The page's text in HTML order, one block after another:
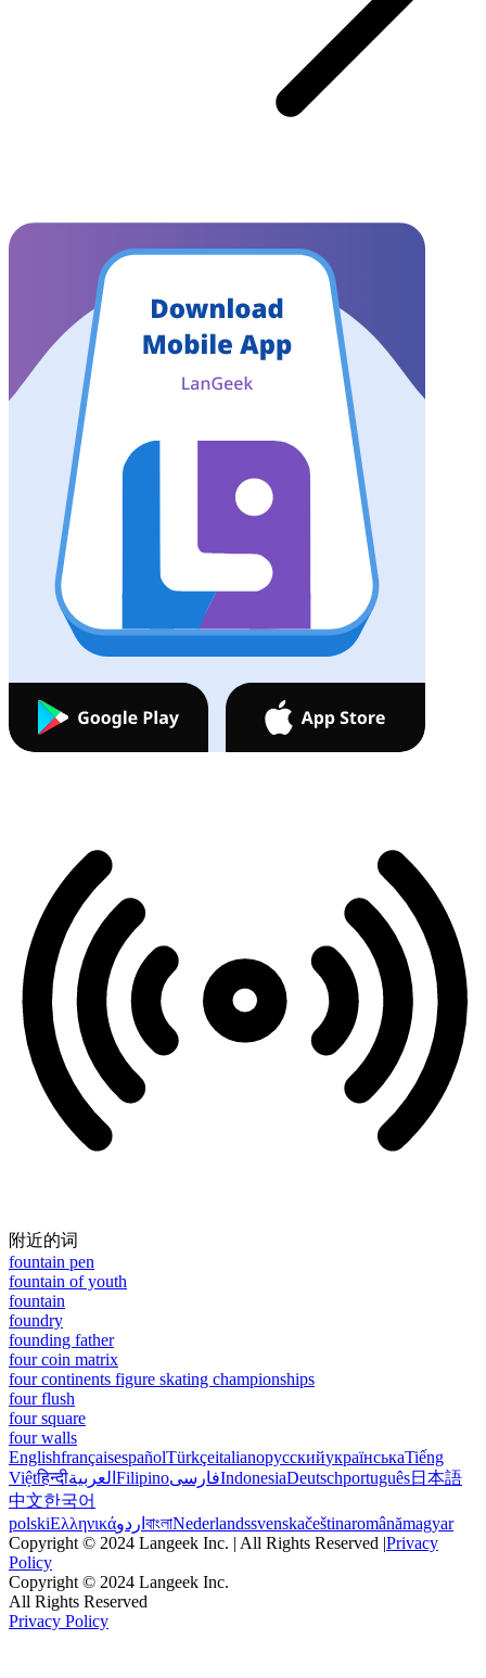
附近的词
fountain pen
fountain of youth
fountain
foundry
founding father
four coin matrix
four continents figure skating championships
four flush
four square
four walls
EnglishfrançaisespañolTürkçeitalianoрусскийукраїнськаTiếng
Việtहिन्दीالعربية FilipinoفارسیIndonesiaDeutschportuguês日本語
中文한국어
polskiΕλληνικάاردو বাংলাNederlandssvenskačeštinaromânămagyar
Copyright © 2024 Langeek Inc. | All Rights Reserved |Privacy
Policy
Copyright © 2024 Langeek Inc.
All Rights Reserved
Privacy Policy